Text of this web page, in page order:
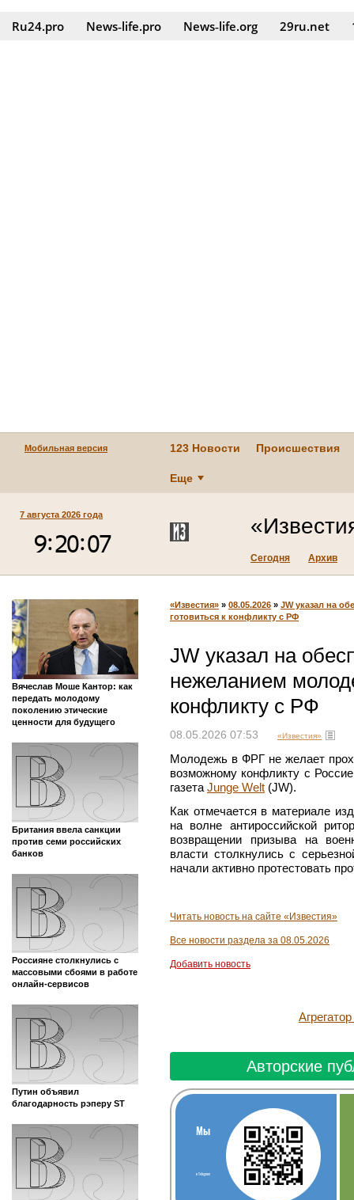
Ru24.pro News‑life.pro News‑life.org 29ru.net
Мобильная версия 123 Новости Происшествия
Еще
7 августа 2026 года
Сегодня Архив
Вячеслав Моше Кантор: как
передать молодому
поколению этические
ценности для будущего
Британия ввела санкции
против семи российских
банков
Россияне столкнулись с
массовыми сбоями в работе
онлайн-сервисов
Путин объявил
благодарность рэперу ST
«Известия» » 08.05.2026 » JW указал на
готовиться к конфликту с РФ
JW указал на
нежеланием
конфликту с РФ
08.05.2026 07:53 «Известия»
Молодежь в ФРГ не желает
возможному конфликту с
газета Junge Welt (JW).
Как отмечается в материале
на волне антироссийской
возвращении призыва на
власти столкнулись с
начали активно протестовать
Читать новость на сайте «Известия»
Все новости раздела за 08.05.2026
Добавить новость
Авторские
Мы
в Telegram